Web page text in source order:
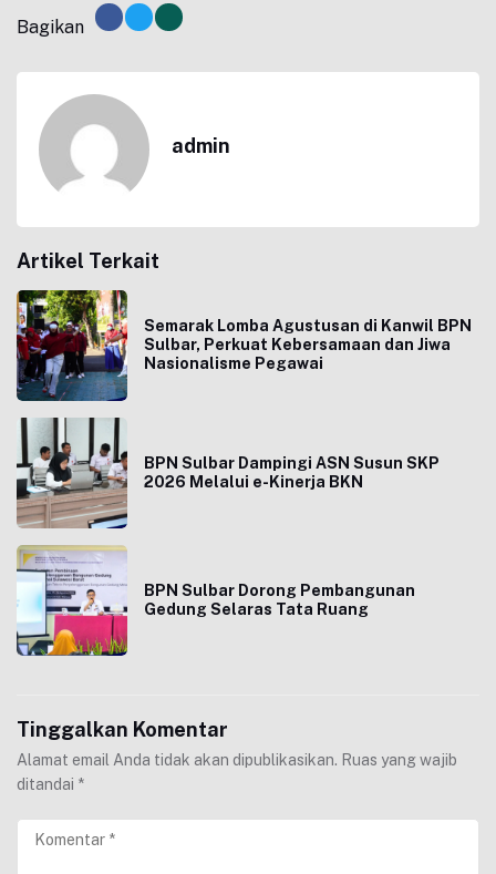
Bagikan
admin
Artikel Terkait
Semarak Lomba Agustusan di Kanwil BPN
Sulbar, Perkuat Kebersamaan dan Jiwa
Nasionalisme Pegawai
BPN Sulbar Dampingi ASN Susun SKP
2026 Melalui e-Kinerja BKN
BPN Sulbar Dorong Pembangunan
Gedung Selaras Tata Ruang
Tinggalkan Komentar
Alamat email Anda tidak akan dipublikasikan. Ruas yang wajib
ditandai *